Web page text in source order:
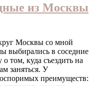
из Москвы
Москвы со мной
выбирались в соседние
том, куда съездить на
заняться. У
преимуществ: